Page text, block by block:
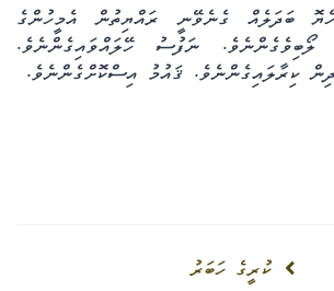
ބަދަލެއް ގެނެވޭނީ ރައްޔިތުން އެމީހުންގެ
ނަފުސު ހޭލައްވައިގެންނެވެ.
ކިރާލައިގެންނެވެ. ޤައުމު އިސްކޮށްގެންނެވެ.
ކުރީގެ ހަބަރު